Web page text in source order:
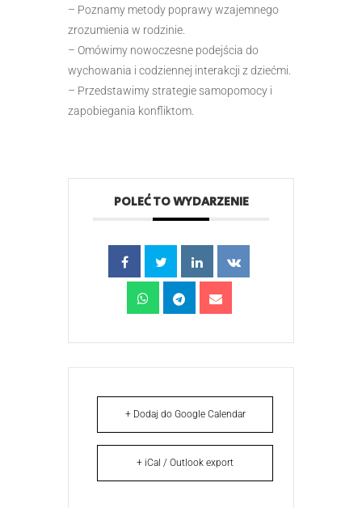
– Poznamy metody poprawy wzajemnego
zrozumienia w rodzinie.
– Omówimy nowoczesne podejścia do
wychowania i codziennej interakcji z dziećmi.
– Przedstawimy strategie samopomocy i
zapobiegania konfliktom.
POLEĆ TO WYDARZENIE
+ Dodaj do Google Calendar
+ iCal / Outlook export